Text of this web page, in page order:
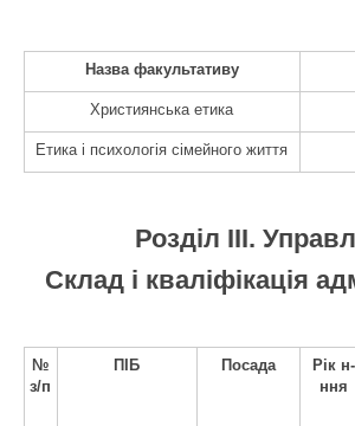
Назва факультативу
Християнська етика
Етика і психологія сімейного життя
Розділ ІІІ.
Склад і кваліфікація
№
з/п
ПІБ Посада
Рік н-
ння